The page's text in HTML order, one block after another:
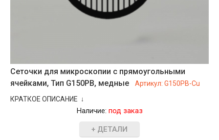
Сеточки для микроскопии с прямоугольными
ячейками, Тип G150PB, медные
Артикул:G150PB-Cu
КРАТКОЕ ОПИСАНИЕ ↓
Наличие: под заказ
+ ДЕТАЛИ